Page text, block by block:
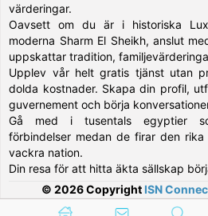
värderingar.
Oavsett om du är i historiska
moderna Sharm El Sheikh, anslut
uppskattar tradition,
Upplev vår helt gratis tjänst utan
dolda kostnader. Skapa din profil,
guvernement och börja
Gå med i tusentals egyptier
förbindelser medan de firar den
vackra nation.
Din resa för att hitta äkta sällskap
© 2026 Copyright ISN